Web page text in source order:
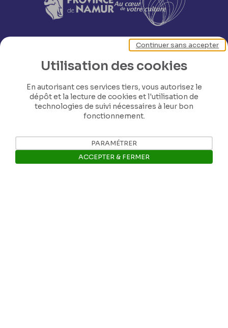
Nos coordonnées
Utilisation des cookies
En autorisant ces services tiers, vous autorisez le
dépôt et la lecture de cookies et l'utilisation de
technologies de suivi nécessaires à leur bon
fonctionnement.
Continuer sans accepter
PARAMÉTRER
ACCEPTER & FERMER